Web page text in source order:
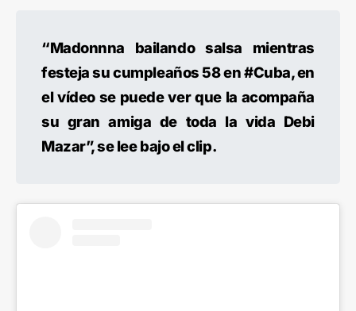
“Madonnna bailando salsa mientras
festeja su cumpleaños 58 en #Cuba, en
el vídeo se puede ver que la acompaña
su gran amiga de toda la vida Debi
Mazar”, se lee bajo el clip.